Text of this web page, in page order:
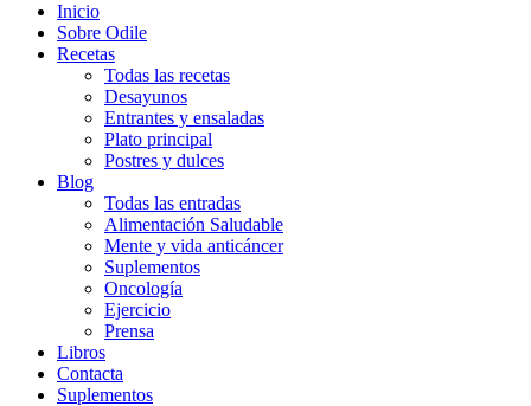
Inicio
Sobre Odile
Recetas
Todas las recetas
Desayunos
Entrantes y ensaladas
Plato principal
Postres y dulces
Blog
Todas las entradas
Alimentación Saludable
Mente y vida anticáncer
Suplementos
Oncología
Ejercicio
Prensa
Libros
Contacta
Suplementos